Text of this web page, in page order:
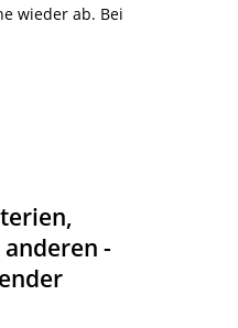
wieder ab. Bei
-